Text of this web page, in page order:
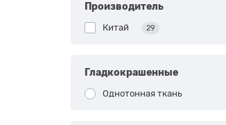
Производитель
Китай 29
Гладкокрашенные
Однотонная ткань